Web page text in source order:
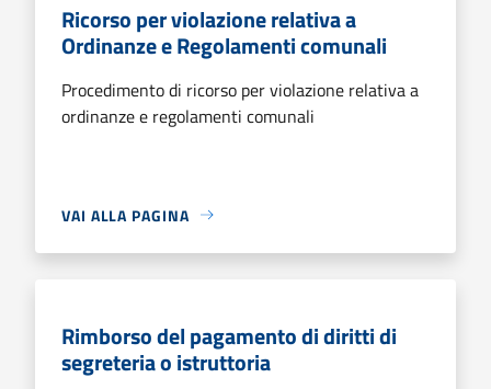
Ricorso per violazione relativa a
Ordinanze e Regolamenti comunali
Procedimento di ricorso per violazione relativa a
ordinanze e regolamenti comunali
VAI ALLA PAGINA
Rimborso del pagamento di diritti di
segreteria o istruttoria